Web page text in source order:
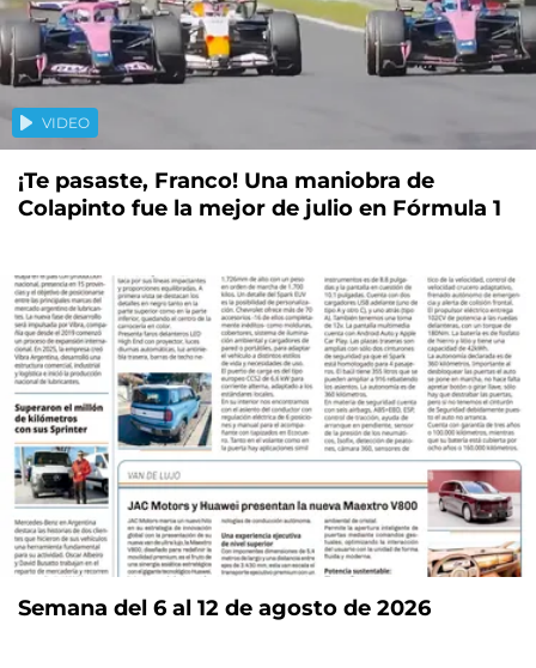
VIDEO
¡Te pasaste, Franco! Una maniobra de
Colapinto fue la mejor de julio en Fórmula 1
Semana del 6 al 12 de agosto de 2026